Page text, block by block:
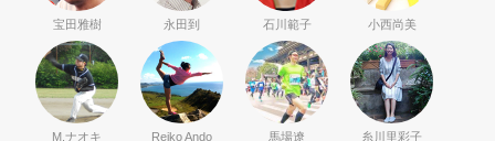
宝田雅樹 永田到 石川範子 小西尚美
M.ナオキ Reiko Ando 馬場遼 糸川里彩子